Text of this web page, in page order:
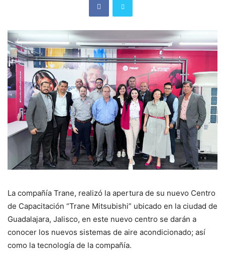
La compañía Trane, realizó la apertura de su nuevo Centro
de Capacitación “Trane Mitsubishi” ubicado en la ciudad de
Guadalajara, Jalisco, en este nuevo centro se darán a
conocer los nuevos sistemas de aire acondicionado; así
como la tecnología de la compañía.